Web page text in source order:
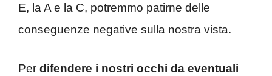
E, la A e la C, potremmo patirne delle
conseguenze negative sulla nostra vista.
Per difendere i nostri occhi da eventuali